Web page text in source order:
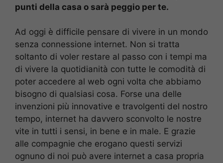
punti della casa o sarà peggio per te.
Ad oggi è difficile pensare di vivere in un mondo
senza connessione internet. Non si tratta
soltanto di voler restare al passo con i tempi ma
di vivere la quotidianità con tutte le comodità di
poter accedere al web ogni volta che abbiamo
bisogno di qualsiasi cosa. Forse una delle
invenzioni più innovative e travolgenti del nostro
tempo, internet ha davvero sconvolto le nostre
vite in tutti i sensi, in bene e in male. E grazie
alle compagnie che erogano questi servizi
ognuno di noi può avere internet a casa propria